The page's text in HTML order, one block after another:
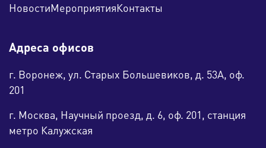
НовостиМероприятияКонтакты
Адреса офисов
г. Воронеж, ул. Старых Большевиков, д. 53А, оф.
201
г. Москва, Научный проезд, д. 6, оф. 201, станция
метро Калужская